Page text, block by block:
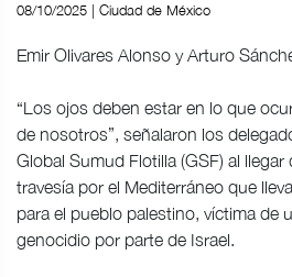
08/10/2025 | Ciudad de México
Emir Olivares Alonso y Arturo
“Los ojos deben estar en lo que
de nosotros”, señalaron los
Global Sumud Flotilla (GSF) al
travesía por el Mediterráneo que
para el pueblo palestino, víctima de
genocidio por parte de Israel.